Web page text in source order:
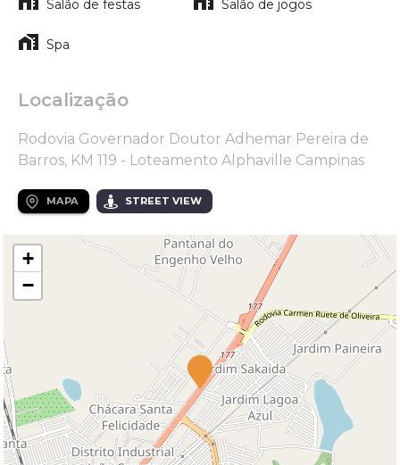
Salão de festas Salão de jogos
Spa
Localização
Rodovia Governador Doutor Adhemar Pereira de
Barros, KM 119 - Loteamento Alphaville Campinas
MAPA STREET VIEW
+
−